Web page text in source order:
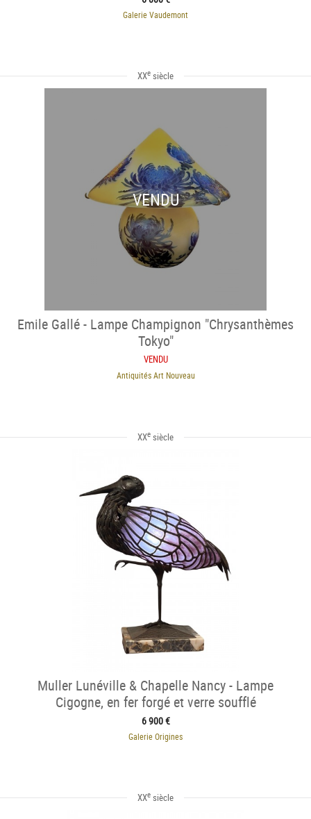
Galerie Vaudemont
XXe siècle
VENDU
Emile Gallé - Lampe Champignon "Chrysanthèmes
Tokyo"
VENDU
Antiquités Art Nouveau
XXe siècle
Muller Lunéville & Chapelle Nancy - Lampe
Cigogne, en fer forgé et verre soufflé
6 900 €
Galerie Origines
XXe siècle